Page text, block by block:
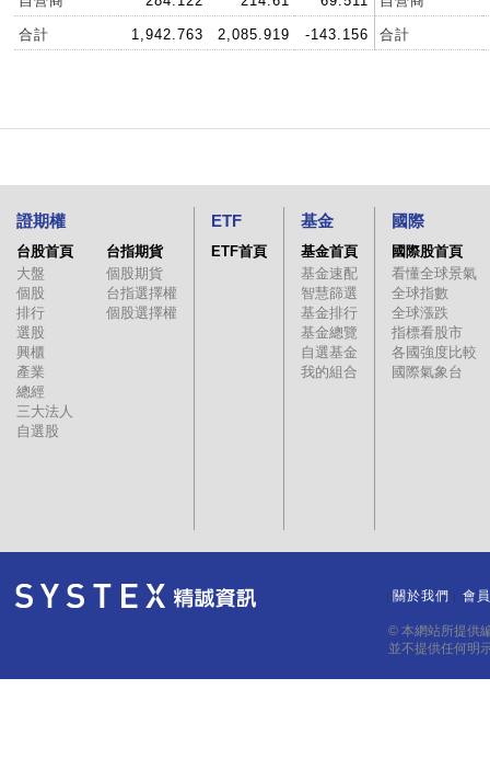
合計 1,942.763 2,085.919 -143.156 合計
證期權
台股首頁
大盤
個股
排行
選股
興櫃
產業
總經
三大法人
自選股
台指期貨
個股期貨
台指選擇權
個股選擇權
ETF
ETF首頁
基金
基金首頁
基金速配
智慧篩選
基金排行
基金總覽
自選基金
我的組合
國際
國際股首頁
看懂全球景氣
全球指數
全球漲跌
指標看股市
各國強度比較
國際氣象台
關於我們 會
© 本網站所提供
並不提供任何明